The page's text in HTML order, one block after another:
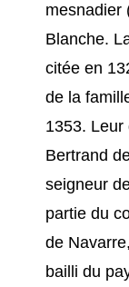
mesnadier
Blanche.
citée en
de la
1353. Leur
Bertrand
seigneur
partie du
de
bailli du